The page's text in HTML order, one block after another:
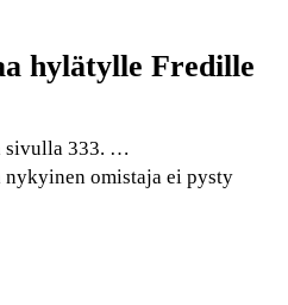
hylätylle Fredille
sivulla 333. …
omistaja ei pysty